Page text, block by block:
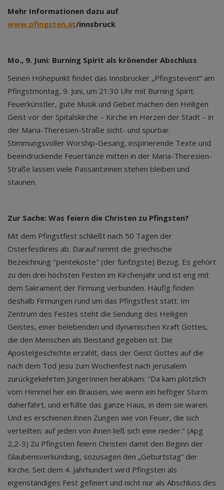
Mehr Informationen dazu auf
www.pfingsten.at/innsbruck
Mo., 9. Juni: Burning Spirit als krönender Abschluss
Seinen Höhepunkt findet das Innsbrucker „Pfingstevent“ am
Pfingstmontag, 9. Juni, um 21:30 Uhr mit Burning Spirit.
Feuerkünstler, gute Musik und Gebet machen den Heiligen
Geist vor der Spitalskirche – Kirche im Herzen der Stadt – in
der Maria-Theresien-Straße sicht- und spürbar.
Stimmungsvoller Worship-Gesang, inspirierende Texte und
beeindruckende Feuertänze mitten in der Maria-Theresien-
Straße lassen viele Passant:innen stehen bleiben und
staunen.
Zur Sache: Was feiern die Christen zu Pfingsten?
Mit dem Pfingstfest schließt nach 50 Tagen der
Osterfestkreis ab. Darauf nimmt die griechische
Bezeichnung "pentekoste" (der fünfzigste) Bezug. Es gehört
zu den drei höchsten Festen im Kirchenjahr und ist eng mit
dem Sakrament der Firmung verbunden. Häufig finden
deshalb Firmungen rund um das Pfingstfest statt. Im
Zentrum des Festes steht die Sendung des Heiligen
Geistes, einer belebenden und dynamischen Kraft Gottes,
die den Menschen als Beistand gegeben ist. Die
Apostelgeschichte erzählt, dass der Geist Gottes auf die
nach dem Tod Jesu zum Wochenfest nach Jerusalem
zurückgekehrten JüngerInnen herabkam: "Da kam plötzlich
vom Himmel her ein Brausen, wie wenn ein heftiger Sturm
daherfährt, und erfüllte das ganze Haus, in dem sie waren.
Und es erschienen ihnen Zungen wie von Feuer, die sich
verteilten; auf jeden von ihnen ließ sich eine nieder." (Apg
2,2-3) Zu Pfingsten feiern Christen damit den Beginn der
Glaubensverkündung, sozusagen den „Geburtstag“ der
Kirche. Seit dem 4. Jahrhundert wird Pfingsten als
eigenständiges Fest gefeiert und nicht nur als Abschluss des